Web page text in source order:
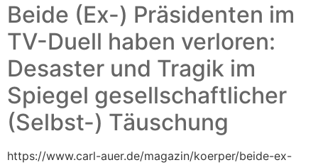
Beide (Ex-) Präsidenten im
TV-Duell haben verloren:
Desaster und Tragik im
Spiegel gesellschaftlicher
(Selbst-) Täuschung
https://www.carl-auer.de/magazin/koerper/beide-ex-